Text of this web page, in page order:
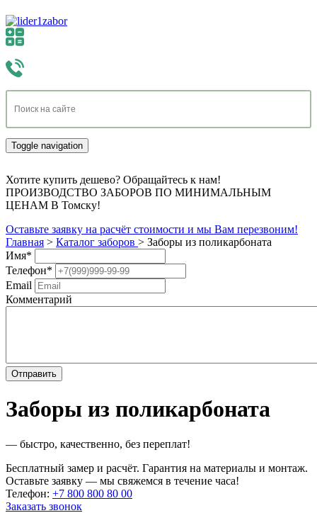
Toggle navigation
Хотите купить дешево? Обращайтесь к нам!
ПРОИЗВОДСТВО ЗАБОРОВ ПО МИНИМАЛЬНЫМ
ЦЕНАМ В Томску!
Оставьте заявку на расчёт стоимости и мы Вам перезвоним!
Главная > Каталог заборов > Заборы из поликарбоната
Имя*
Телефон*
Email
Комментарий
Заборы из поликарбоната
— быстро, качественно, без переплат!
Бесплатный замер и расчёт. Гарантия на материалы и монтаж.
Оставьте заявку — мы свяжемся в течение часа!
Телефон: +7 800 800 80 00
Заказать звонок